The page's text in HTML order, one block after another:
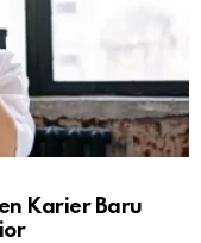
Karier Baru